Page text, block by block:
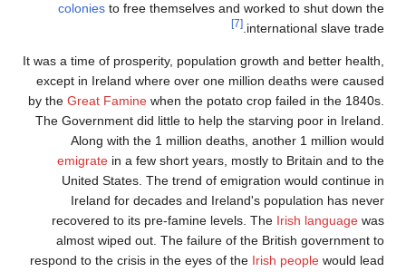
colonies to free themselves and worked to shut down the
international slave trade.
[7]
It was a time of prosperity, population growth and better health,
except in Ireland where over one million deaths were caused
by the Great Famine when the potato crop failed in the 1840s.
The Government did little to help the starving poor in Ireland.
Along with the 1 million deaths, another 1 million would
emigrate in a few short years, mostly to Britain and to the
United States. The trend of emigration would continue in
Ireland for decades and Ireland's population has never
recovered to its pre-famine levels. The Irish language was
almost wiped out. The failure of the British government to
respond to the crisis in the eyes of the Irish people would lead